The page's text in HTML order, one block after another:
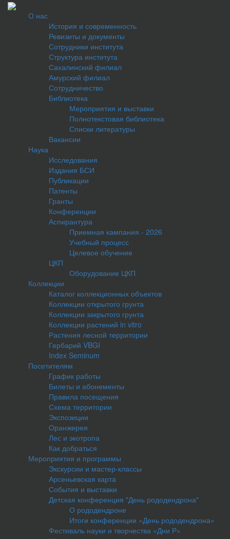
О нас
История и современность
Ревизиты и документы
Сотрудники института
Структура института
Сахалинский филиал
Амурский филиал
Сотрудничество
Библиотека
Мероприятия и выставки
Полнотекстовая библиотека
Списки литературы
Вакансии
Наука
Исследования
Издания БСИ
Публикации
Патенты
Гранты
Конференции
Аспирантура
Приемная кампания - 2026
Учебный процесс
Целевое обучение
ЦКП
Оборудование ЦКП
Коллекции
Каталог коллекционных объектов
Коллекции открытого грунта
Коллекции закрытого грунта
Коллекции растений in vitro
Растения лесной территории
Гербарий VBGI
Index Seminum
Посетителям
График работы
Билеты и абонементы
Правила посещения
Схема территории
Экспозиции
Оранжерея
Лес и экотропа
Как добраться
Мероприятия и программы
Экскурсии и мастер-классы
Арсеньевская карта
События и выставки
Детская конференция "День рододендрона"
О рододендроне
Итоги конференции «День рододендрона»
Фестиваль науки и творчества «Дни Р»